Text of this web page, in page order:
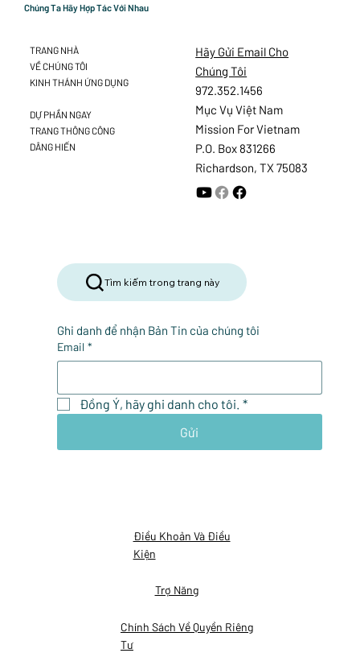
Chúng Ta Hãy Hợp Tác Với Nhau
Điều Khoản Và Điều
Kiện
Trợ Năng
Chính Sách Về Quyền Riêng
Tư
Tìm kiếm trong trang này
Ghi danh để nhận Bản Tin của chúng tôi
Email *
Đồng Ý, hãy ghi danh cho tôi. *
Gửi
Hãy Gửi Email Cho
Chúng Tôi
972.352.1456
Mục Vụ Việt Nam
Mission For Vietnam
P.O. Box 831266
Richardson, TX 75083
TRANG NHÀ
VỀ CHÚNG TÔI
KINH THÁNH ỨNG DỤNG
DỰ PHẦN NGAY
TRANG THÔNG CÔNG
DÂNG HIẾN